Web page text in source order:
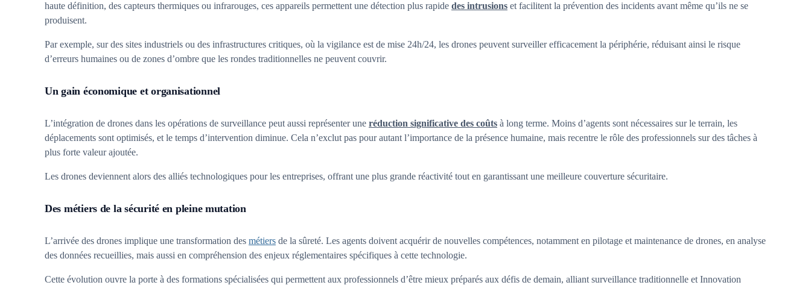
haute définition, des capteurs thermiques ou infrarouges, ces appareils permettent une détection plus rapide des intrusions et facilitent la prévention des incidents avant même qu’ils ne se
produisent.
Par exemple, sur des sites industriels ou des infrastructures critiques, où la vigilance est de mise 24h/24, les drones peuvent surveiller efficacement la périphérie, réduisant ainsi le risque
d’erreurs humaines ou de zones d’ombre que les rondes traditionnelles ne peuvent couvrir.
Un gain économique et organisationnel
L’intégration de drones dans les opérations de surveillance peut aussi représenter une réduction significative des coûts à long terme. Moins d’agents sont nécessaires sur le terrain, les
déplacements sont optimisés, et le temps d’intervention diminue. Cela n’exclut pas pour autant l’importance de la présence humaine, mais recentre le rôle des professionnels sur des tâches à
plus forte valeur ajoutée.
Les drones deviennent alors des alliés technologiques pour les entreprises, offrant une plus grande réactivité tout en garantissant une meilleure couverture sécuritaire.
Des métiers de la sécurité en pleine mutation
L’arrivée des drones implique une transformation des métiers de la sûreté. Les agents doivent acquérir de nouvelles compétences, notamment en pilotage et maintenance de drones, en analyse
des données recueillies, mais aussi en compréhension des enjeux réglementaires spécifiques à cette technologie.
Cette évolution ouvre la porte à des formations spécialisées qui permettent aux professionnels d’être mieux préparés aux défis de demain, alliant surveillance traditionnelle et Innovation